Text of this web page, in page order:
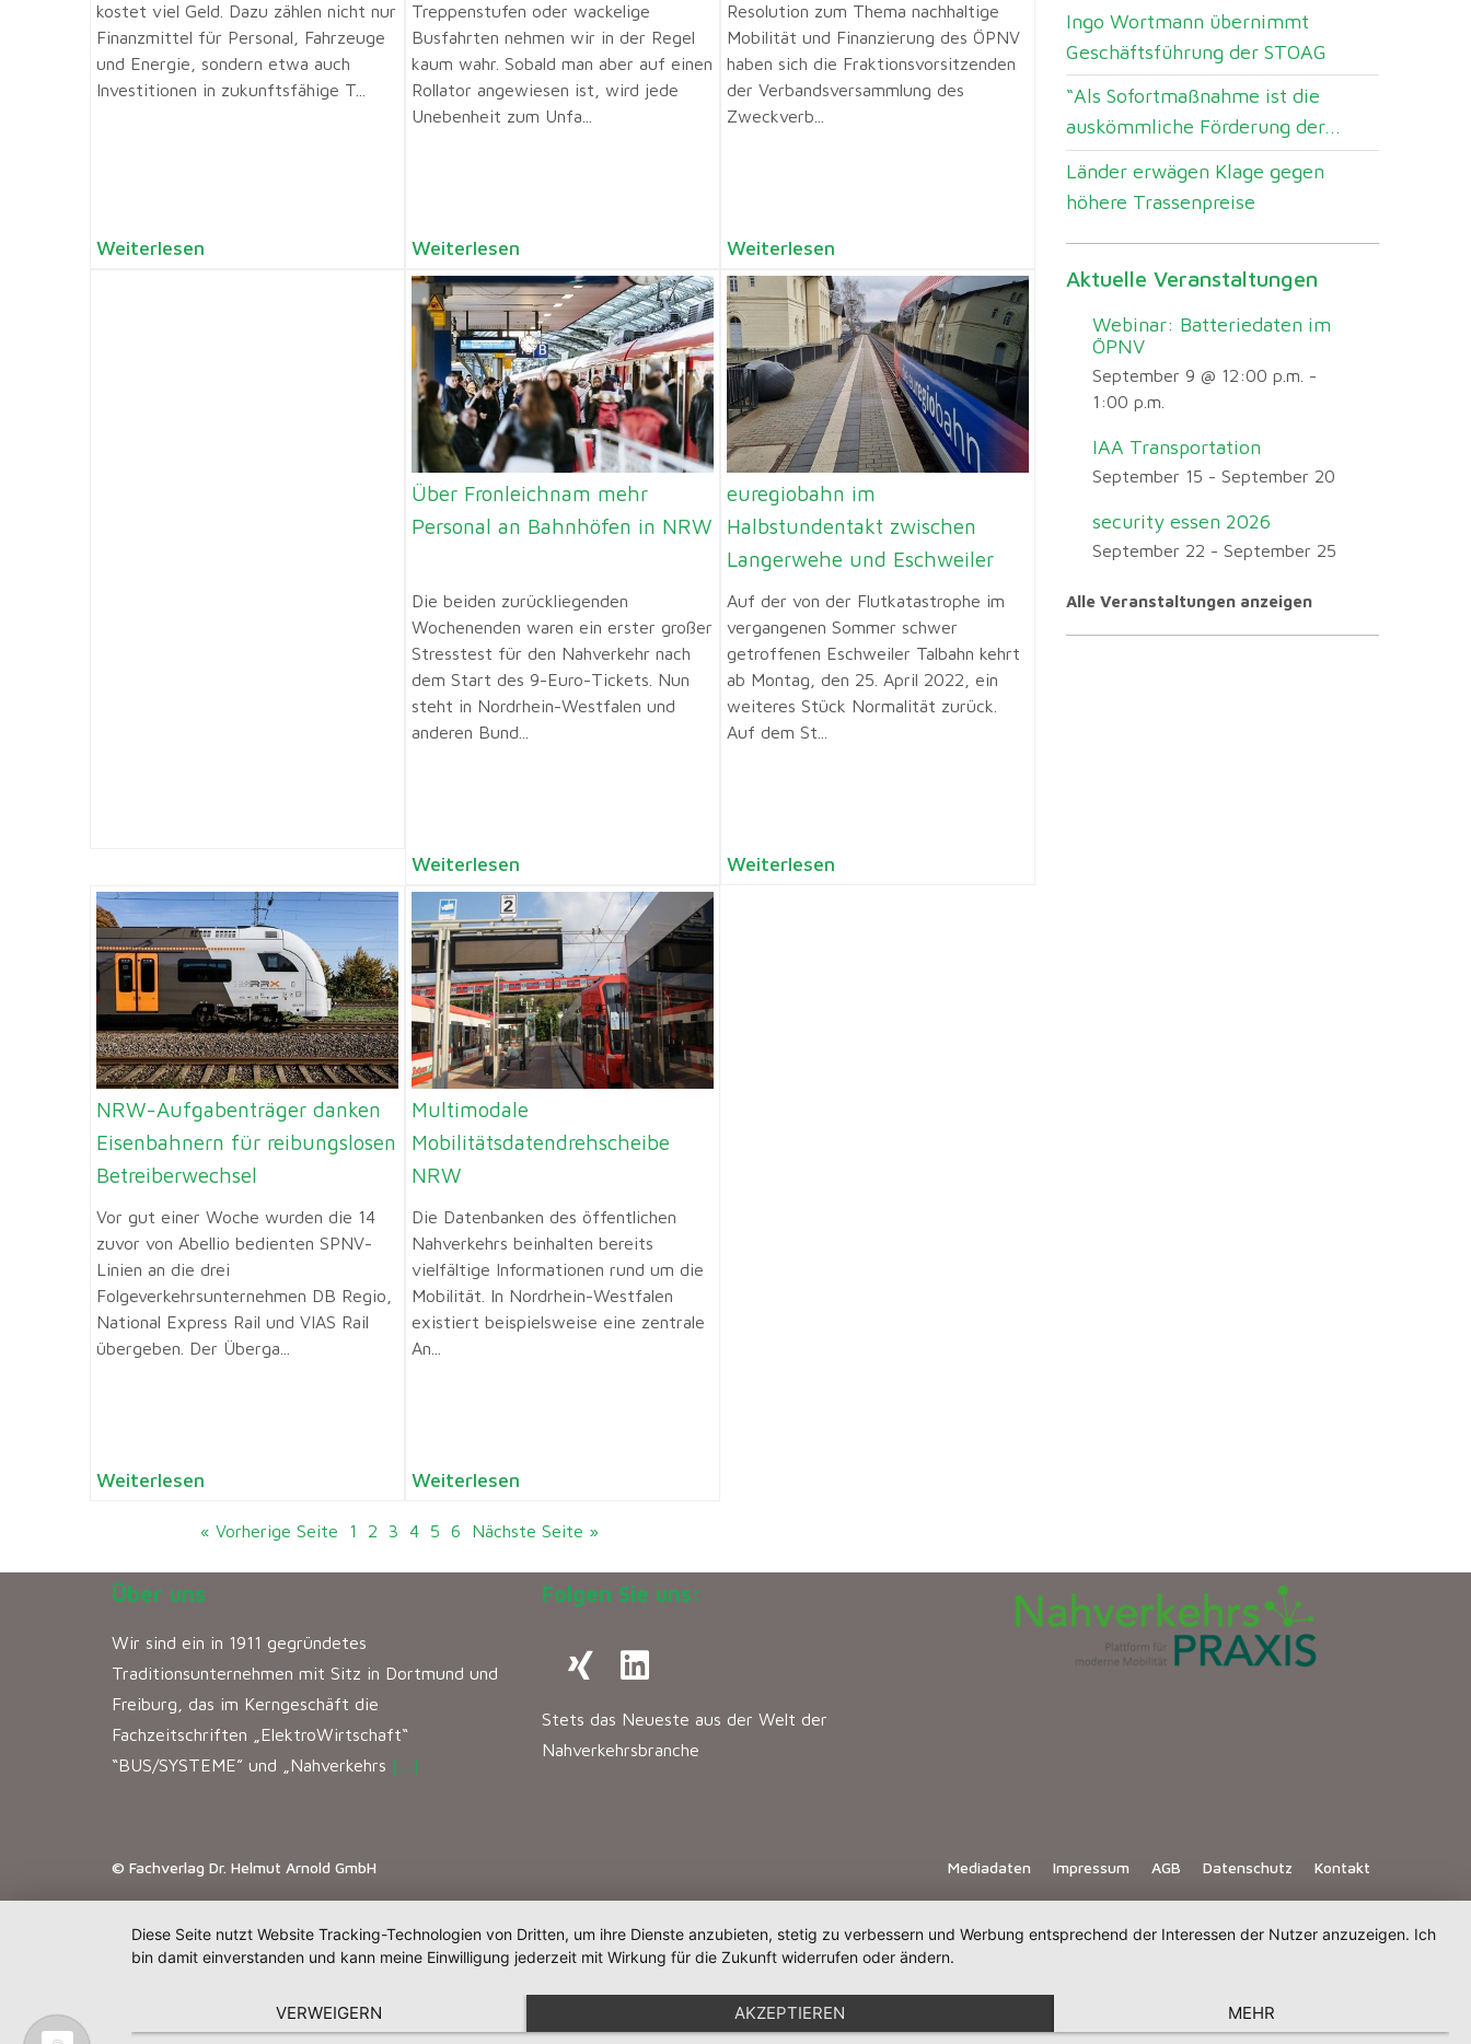
kostet viel Geld. Dazu zählen nicht nur
Finanzmittel für Personal, Fahrzeuge
und Energie, sondern etwa auch
Investitionen in zukunftsfähige T...
Weiterlesen
Treppenstufen oder wackelige
Busfahrten nehmen wir in der Regel
kaum wahr. Sobald man aber auf einen
Rollator angewiesen ist, wird jede
Unebenheit zum Unfa...
Weiterlesen
Resolution zum Thema nachhaltige
Mobilität und Finanzierung des ÖPNV
haben sich die Fraktionsvorsitzenden
der Verbandsversammlung des
Zweckverb...
Weiterlesen
Über Fronleichnam mehr
Personal an Bahnhöfen in NRW
Die beiden zurückliegenden
Wochenenden waren ein erster großer
Stresstest für den Nahverkehr nach
dem Start des 9-Euro-Tickets. Nun
steht in Nordrhein-Westfalen und
anderen Bund...
Weiterlesen
euregiobahn im
Halbstundentakt zwischen
Langerwehe und Eschweiler
Auf der von der Flutkatastrophe im
vergangenen Sommer schwer
getroffenen Eschweiler Talbahn kehrt
ab Montag, den 25. April 2022, ein
weiteres Stück Normalität zurück.
Auf dem St...
Weiterlesen
NRW-Aufgabenträger danken
Eisenbahnern für reibungslosen
Betreiberwechsel
Vor gut einer Woche wurden die 14
zuvor von Abellio bedienten SPNV-
Linien an die drei
Folgeverkehrsunternehmen DB Regio,
National Express Rail und VIAS Rail
übergeben. Der Überga...
Weiterlesen
Multimodale
Mobilitätsdatendrehscheibe
NRW
Die Datenbanken des öffentlichen
Nahverkehrs beinhalten bereits
vielfältige Informationen rund um die
Mobilität. In Nordrhein-Westfalen
existiert beispielsweise eine zentrale
An...
Weiterlesen
« Vorherige Seite 1 2 3 4 5 6 Nächste Seite »
Ingo Wortmann übernimmt
Geschäftsführung der STOAG
“Als Sofortmaßnahme ist die
auskömmliche Förderung der...
Länder erwägen Klage gegen
höhere Trassenpreise
Aktuelle Veranstaltungen
Webinar: Batteriedaten im
ÖPNV
September 9 @ 12:00 p.m. -
1:00 p.m.
IAA Transportation
September 15 -September 20
security essen 2026
September 22 -September 25
Alle Veranstaltungen anzeigen
Über uns
Wir sind ein in 1911 gegründetes
Traditionsunternehmen mit Sitz in Dortmund und
Freiburg, das im Kerngeschäft die
Fachzeitschriften „ElektroWirtschaft“
“BUS/SYSTEME” und „Nahverkehrs […]
Folgen Sie uns:
Stets das Neueste aus der Welt der
Nahverkehrsbranche
© Fachverlag Dr. Helmut Arnold GmbH Mediadaten Impressum AGB Datenschutz Kontakt
Diese Seite nutzt Website Tracking-Technologien von Dritten, um ihre Dienste anzubieten, stetig zu verbessern und Werbung entsprechend der Interessen der Nutzer anzuzeigen. Ich
bin damit einverstanden und kann meine Einwilligung jederzeit mit Wirkung für die Zukunft widerrufen oder ändern.
VERWEIGERN AKZEPTIEREN MEHR